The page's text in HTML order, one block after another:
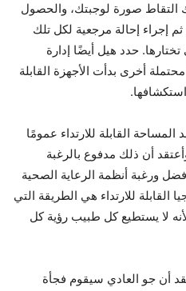
التقاط صورة لوجبتك، والحصول
إجراء إحالة مرجعية لكل تلك
تختارها. حدد هيل أيضًا إدارة
أخرى بدأت الأجهزة القابلة
استكشافها.
القابلة للارتداء عمومًا
أن ذلك مدفوع بالرغبة
ورغبة أنظمة الرعاية الصحية
القابلة للارتداء هي الطريقة التي
لا يستطيع كل طبيب رؤية كل
أن جو العادي سيقوم فجأة